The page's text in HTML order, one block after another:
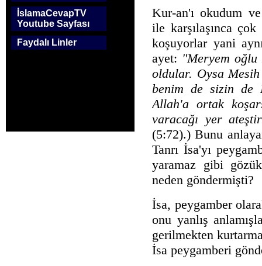
İslamaCevapTV
Youtube Sayfası
Faydalı Linler
Kur-an'ı okudum
ile karşılaşınca
koşuyorlar yani
ayet: "Meryem
oldular. Oysa
benim de sizin de
Allah'a ortak
varacağı yer
(5:72).) Bunu
Tanrı İsa'yı
yaramaz gibi
neden göndermişti?
İsa, peygamber
onu yanlış
gerilmekten
İsa peygamberi